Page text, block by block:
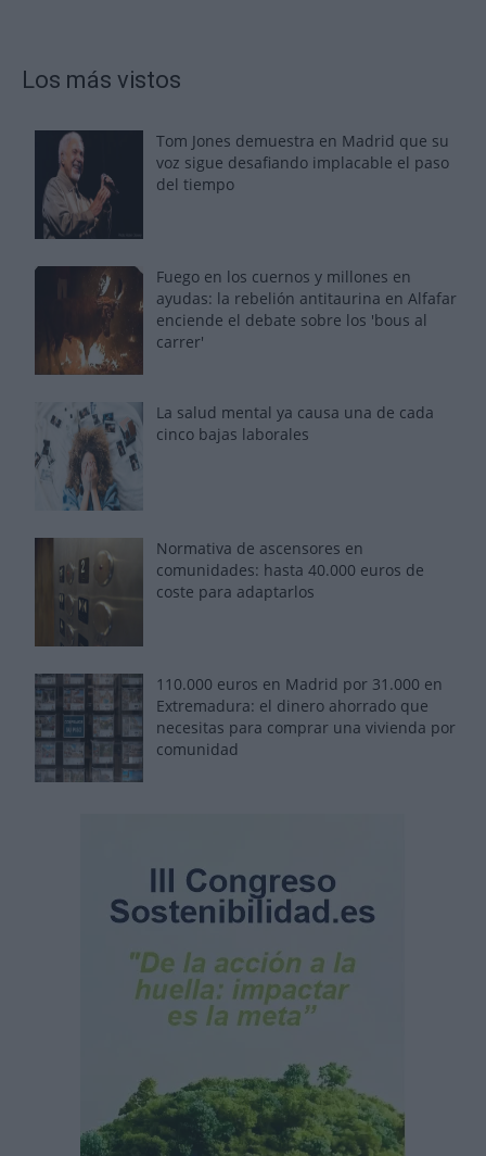
Los más vistos
Tom Jones demuestra en Madrid que su
voz sigue desafiando implacable el paso
del tiempo
Fuego en los cuernos y millones en
ayudas: la rebelión antitaurina en Alfafar
enciende el debate sobre los 'bous al
carrer'
La salud mental ya causa una de cada
cinco bajas laborales
Normativa de ascensores en
comunidades: hasta 40.000 euros de
coste para adaptarlos
110.000 euros en Madrid por 31.000 en
Extremadura: el dinero ahorrado que
necesitas para comprar una vivienda por
comunidad